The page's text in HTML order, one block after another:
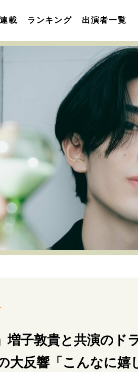
連載 ランキング 出演者一覧
決断の裏側 挫折から
人生が動いた日 10代の挫折
ャリアの描き方 独立という決断
儀 変革の原動力
色
る/お金との付き合い方
増子敦貴と共演のド
大反響「こんなに嬉